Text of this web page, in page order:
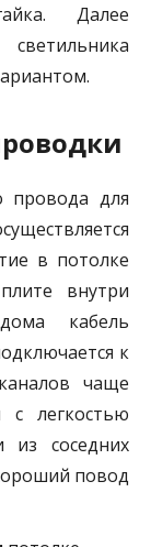
Далее
провода для
в потолке
внутри
кабель
к
чаще
легкостью
из соседних
повод